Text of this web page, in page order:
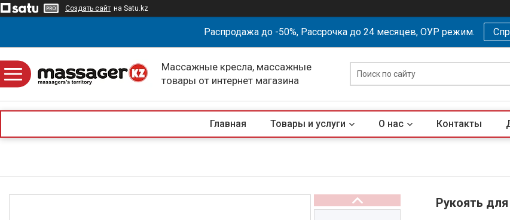
Создать сайт на Satu.kz
Распродажа до -50%, Рассрочка до 24 месяцев, ОУР режим.
Массажные кресла, массажные
товары от интернет магазина
Главная Товары и услуги О нас Контакты
Рукоять